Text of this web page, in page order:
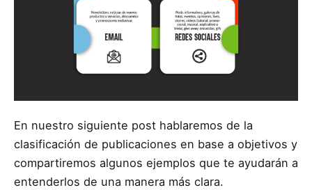
En nuestro siguiente post hablaremos de la
clasificación de publicaciones en base a objetivos y
compartiremos algunos ejemplos que te ayudarán a
entenderlos de una manera más clara.